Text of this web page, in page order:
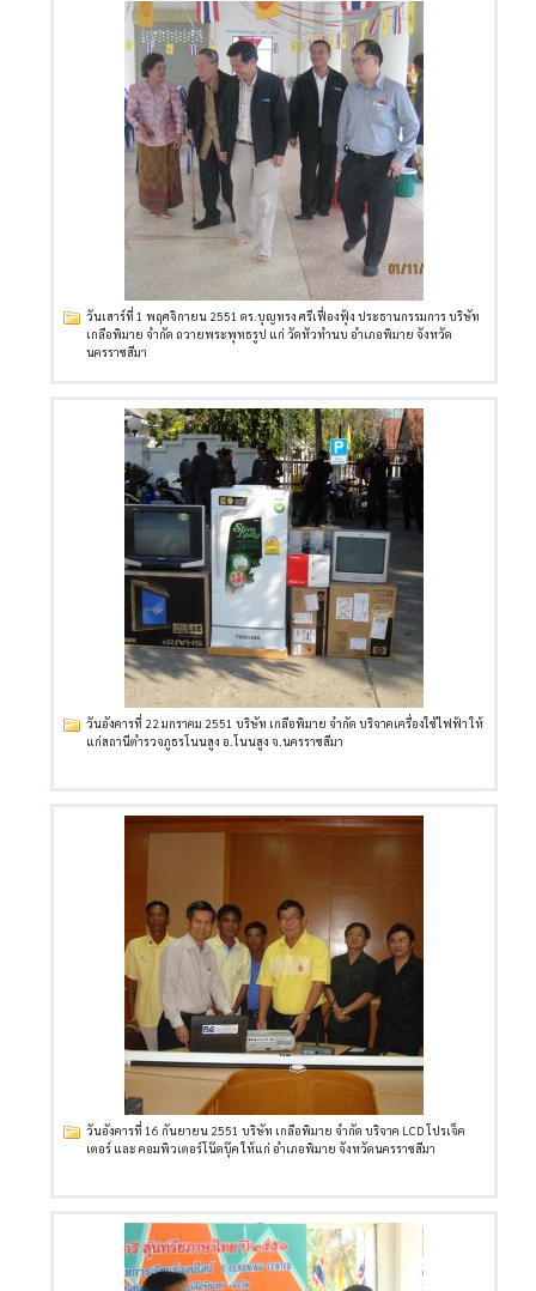
วันเสาร์ที่ 1 พฤศจิกายน 2551 ดร.บุญทรง ศรีเฟื่องฟุ้ง ประธานกรรมการ บริษัท
เกลือพิมาย จำกัด ถวายพระพุทธรูป แก่ วัดหัวทำนบ อำเภอพิมาย จังหวัด
นครราชสีมา
วันอังคารที่ 22 มกราคม 2551 บริษัท เกลือพิมาย จำกัด บริจาคเครื่องใช้ไฟฟ้า ให้
แก่สถานีตำรวจภูธรโนนสูง อ.โนนสูง จ.นครราชสีมา
วันอังคารที่ 16 กันยายน 2551 บริษัท เกลือพิมาย จำกัด บริจาค LCD โปรเจ็ค
เตอร์ และ คอมพิวเตอร์โน๊ดบุ๊ค ให้แก่ อำเภอพิมาย จังหวัดนครราชสีมา